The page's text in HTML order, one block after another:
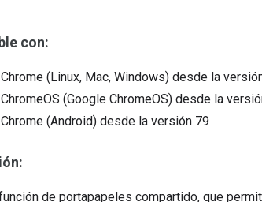
con:
(Linux, Mac, Windows) desde la
(Google ChromeOS) desde la
(Android) desde la versión 79
de portapapeles compartido, que